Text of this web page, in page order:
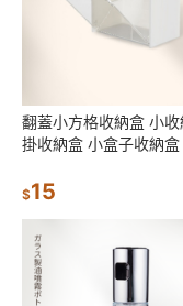
翻蓋小方格收納盒 小
掛收納盒 小盒子收納盒
$15